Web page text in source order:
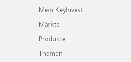
Mein KeyInvest
Märkte
Produkte
Themen